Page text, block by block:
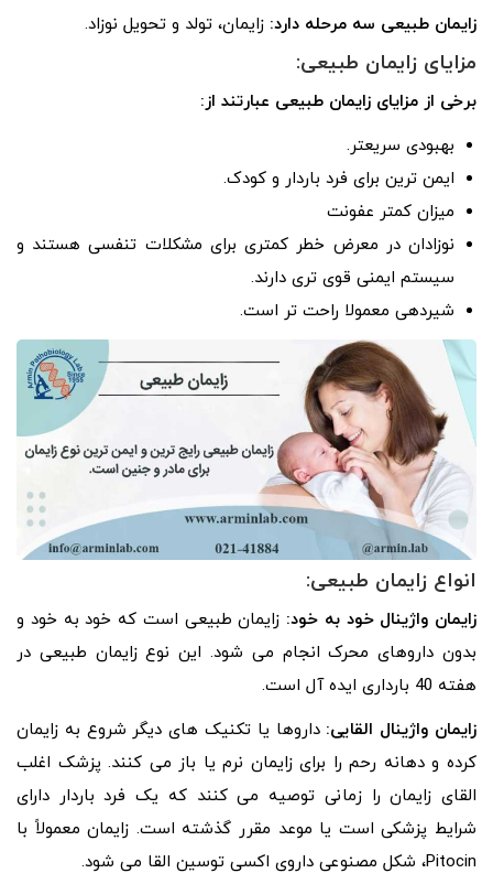
زایمان طبیعی سه مرحله دارد: زایمان، تولد و تحویل نوزاد.
مزایای زایمان طبیعی:
برخی از مزایای زایمان طبیعی عبارتند از:
بهبودی سریعتر.
ایمن ترین برای فرد باردار و کودک.
میزان کمتر عفونت
نوزادان در معرض خطر کمتری برای مشکلات تنفسی هستند و
سیستم ایمنی قوی تری دارند.
شیردهی معمولا راحت تر است.
انواع زایمان طبیعی:
زایمان واژینال خود به خود: زایمان طبیعی است که خود به خود و
بدون داروهای محرک انجام می شود. این نوع زایمان طبیعی در
هفته 40 بارداری ایده آل است.
زایمان واژینال القایی: داروها یا تکنیک های دیگر شروع به زایمان
کرده و دهانه رحم را برای زایمان نرم یا باز می کنند. پزشک اغلب
القای زایمان را زمانی توصیه می کنند که یک فرد باردار دارای
شرایط پزشکی است یا موعد مقرر گذشته است. زایمان معمولاً با
Pitocin، شکل مصنوعی داروی اکسی توسین القا می شود.